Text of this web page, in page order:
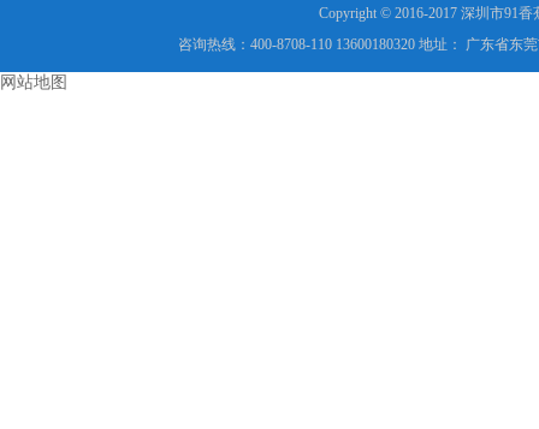
Copyright © 2016-2017 深圳市91
咨询热线：400-8708-110 13600180320 地址： 广东省东
网站地图